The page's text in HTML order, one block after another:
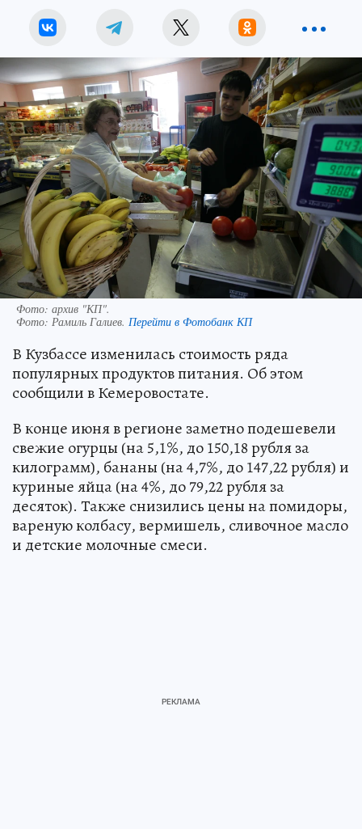
Фото: архив "КП".
Фото: Рамиль Галиев. Перейти в Фотобанк КП
В Кузбассе изменилась стоимость ряда
популярных продуктов питания. Об этом
сообщили в Кемеровостате.
В конце июня в регионе заметно подешевели
свежие огурцы (на 5,1%, до 150,18 рубля за
килограмм), бананы (на 4,7%, до 147,22 рубля) и
куриные яйца (на 4%, до 79,22 рубля за
десяток). Также снизились цены на помидоры,
вареную колбасу, вермишель, сливочное масло
и детские молочные смеси.